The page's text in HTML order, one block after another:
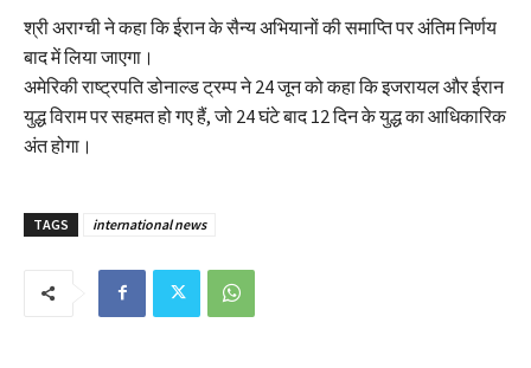
श्री अराग्ची ने कहा कि ईरान के सैन्य अभियानों की समाप्ति पर अंतिम निर्णय
बाद में लिया जाएगा।
अमेरिकी राष्ट्रपति डोनाल्ड ट्रम्प ने 24 जून को कहा कि इजरायल और ईरान
युद्ध विराम पर सहमत हो गए हैं, जो 24 घंटे बाद 12 दिन के युद्ध का आधिकारिक
अंत होगा।
TAGS international news